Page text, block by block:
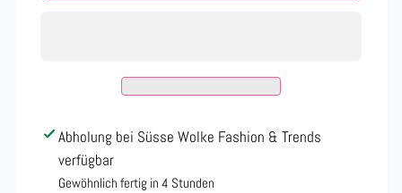
Farben
51078
verschiedene
Farben
Abholung bei Süsse Wolke Fashion & Trends
verfügbar
Gewöhnlich fertig in 4 Stunden